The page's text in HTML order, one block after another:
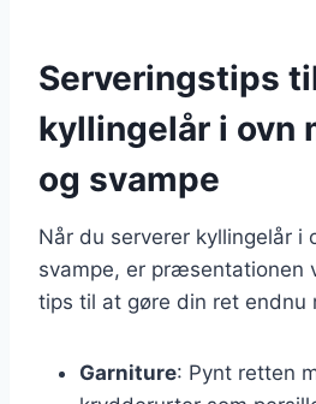
Serveringstips
kyllingelår i ovn
og svampe
Når du serverer kyllingelår i
svampe, er præsentationen
tips til at gøre din ret endnu
Garniture: Pynt retten